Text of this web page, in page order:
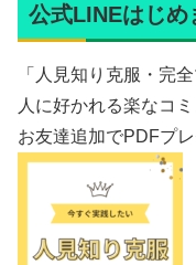
公式LINEはじめ
「人見知り克服・完
人に好かれる楽なコ
お友達追加でPDFプ